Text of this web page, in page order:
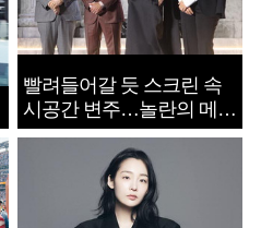
빨려들어갈 듯 스크린 속
시공간 변주…놀란의 메시
지는 ‘전쟁 속죄’